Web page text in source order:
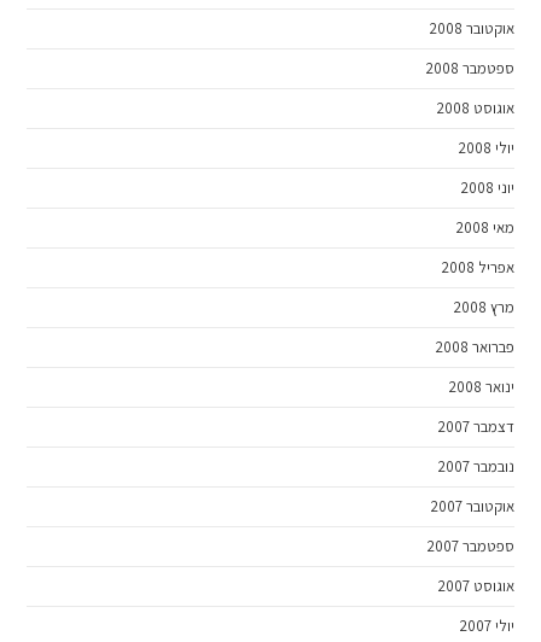
אוקטובר 2008
ספטמבר 2008
אוגוסט 2008
יולי 2008
יוני 2008
מאי 2008
אפריל 2008
מרץ 2008
פברואר 2008
ינואר 2008
דצמבר 2007
נובמבר 2007
אוקטובר 2007
ספטמבר 2007
אוגוסט 2007
יולי 2007